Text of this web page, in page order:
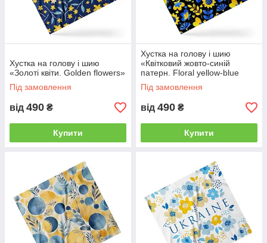
Хустка на голову і шию
«Золоті квіти. Golden flowers»
Під замовлення
від 490 ₴
Купити
Хустка на голову і шию
«Квітковий жовто-синій
патерн. Floral yellow-blue
pattern»
Під замовлення
від 490 ₴
Купити